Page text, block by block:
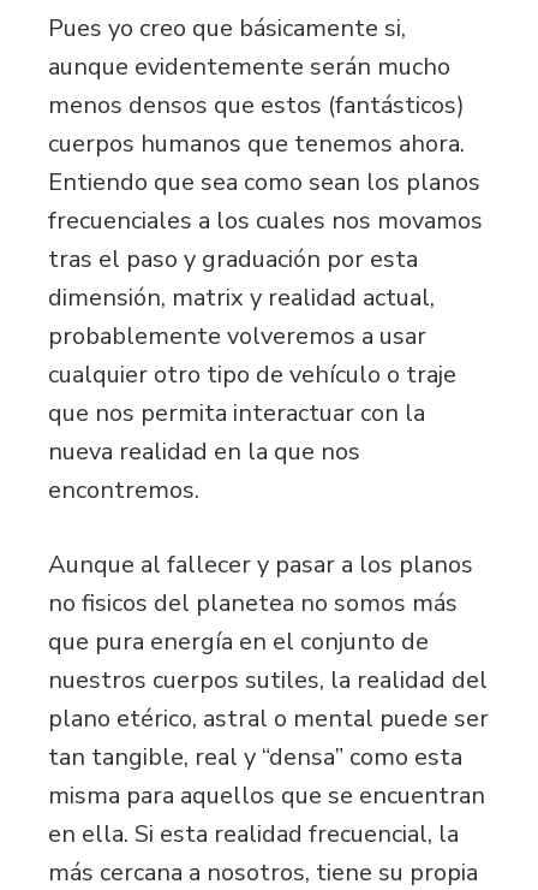
Pues yo creo que básicamente si,
aunque evidentemente serán mucho
menos densos que estos (fantásticos)
cuerpos humanos que tenemos ahora.
Entiendo que sea como sean los planos
frecuenciales a los cuales nos movamos
tras el paso y graduación por esta
dimensión, matrix y realidad actual,
probablemente volveremos a usar
cualquier otro tipo de vehículo o traje
que nos permita interactuar con la
nueva realidad en la que nos
encontremos.
Aunque al fallecer y pasar a los planos
no fisicos del planetea no somos más
que pura energía en el conjunto de
nuestros cuerpos sutiles, la realidad del
plano etérico, astral o mental puede ser
tan tangible, real y “densa” como esta
misma para aquellos que se encuentran
en ella. Si esta realidad frecuencial, la
más cercana a nosotros, tiene su propia